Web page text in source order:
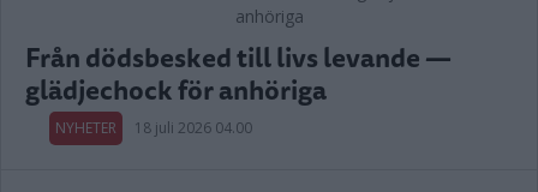
Från dödsbesked till livs levande —
glädjechock för anhöriga
NYHETER 18 juli 2026 04.00